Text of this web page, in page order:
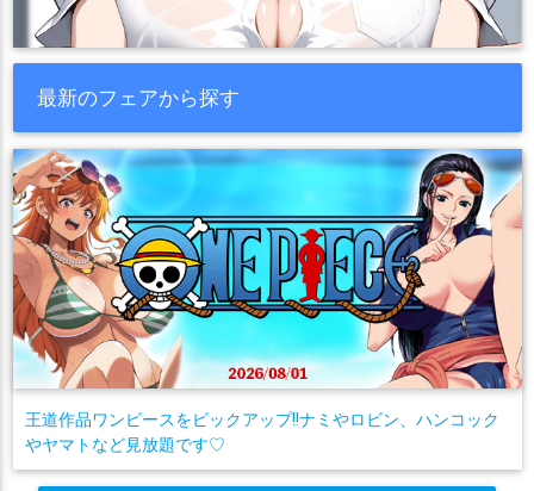
最新のフェアから探す
王道作品ワンピースをピックアップ!!ナミやロビン、ハンコック
やヤマトなど見放題です♡